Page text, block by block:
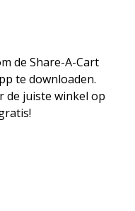
de Share-A-Cart
te downloaden.
de juiste winkel op